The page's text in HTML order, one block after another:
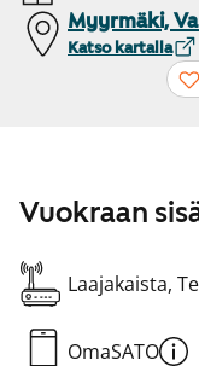
Myyrmäki,
Katso kartalla
Vuokraan
Laajakaista,
OmaSATO